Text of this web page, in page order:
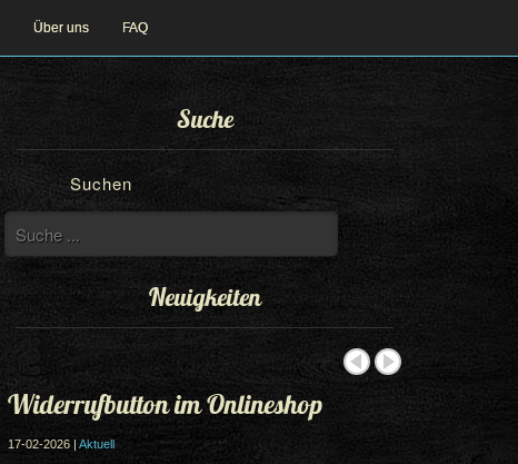
Über uns FAQ
Suche
Suchen
Neuigkeiten
Widerrufbutton im Onlineshop
17-02-2026 | Aktuell